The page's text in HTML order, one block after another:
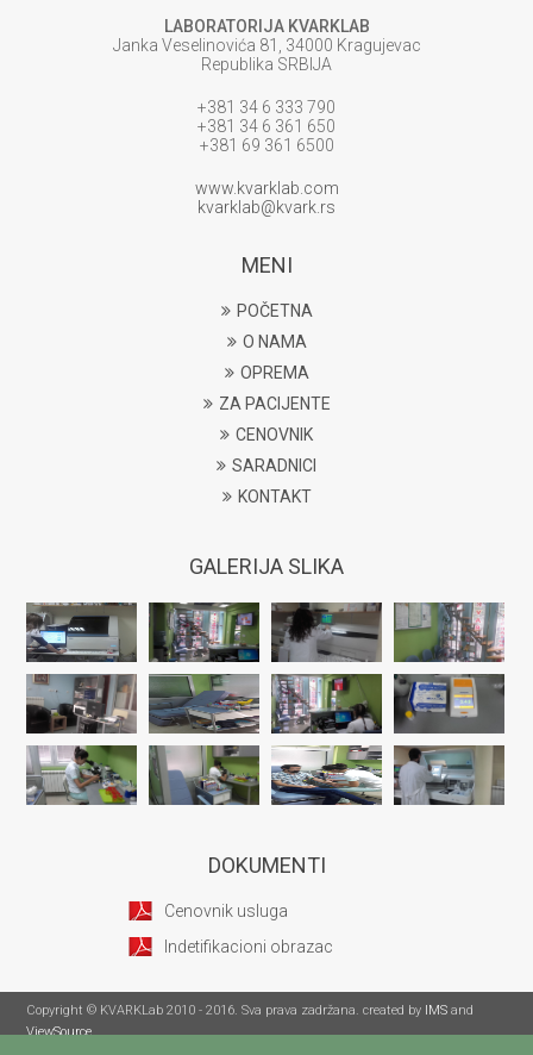
LABORATORIJA KVARKLAB
Janka Veselinovića 81, 34000 Kragujevac
Republika SRBIJA
+381 34 6 333 790
+381 34 6 361 650
+381 69 361 6500
www.kvarklab.com
kvarklab@kvark.rs
MENI
POČETNA
O NAMA
OPREMA
ZA PACIJENTE
CENOVNIK
SARADNICI
KONTAKT
GALERIJA SLIKA
DOKUMENTI
Cenovnik usluga
Indetifikacioni obrazac
Copyright © KVARKLab 2010 - 2016. Sva prava zadržana. created by IMS and
ViewSource